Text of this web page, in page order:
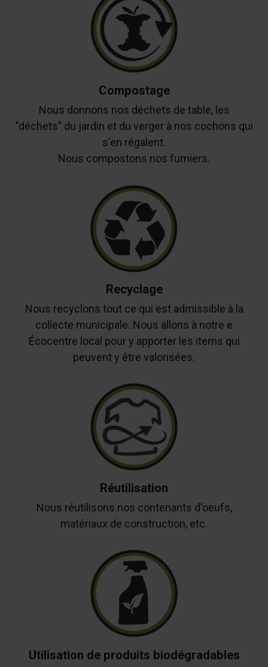
Compostage
Nous donnons nos déchets de table, les
"déchets" du jardin et du verger à nos cochons qui
s'en régalent.
Nous compostons nos fumiers.
Recyclage
Nous recyclons tout ce qui est admissible à la
collecte municipale. Nous allons à notre e
Écocentre local pour y apporter les items qui
peuvent y être valorisées.
Réutilisation
Nous réutilisons nos contenants d'oeufs,
matériaux de construction, etc.
Utilisation de produits biodégradables